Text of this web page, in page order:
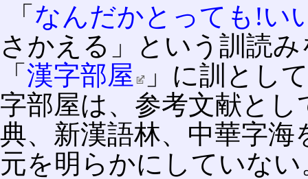
「 なんだかとっても!い
さかえる」という訓読
「 漢字部屋
」に訓とし
字部屋は、参考文献と
典、新漢語林、中華字
元を明らかにしていない